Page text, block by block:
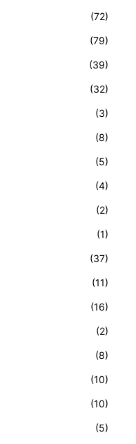
(72)
(79)
(39)
(32)
(3)
(8)
(5)
(4)
(2)
(1)
(37)
(11)
(16)
(2)
(8)
(10)
(10)
(5)